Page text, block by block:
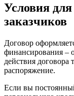
Условия
заказчиков
Договор
финансирования –
действия договора
распоряжение.
Если вы